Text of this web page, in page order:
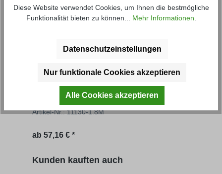
Aufsatzbordwand NS
Artikel-Nr.: 11130-1.8M
Regulärer Preis:
ab 57,16 € *
Produktgalerie überspringen
Kunden kauften auch
Diese Website verwendet Cookies, um Ihnen die bestmögliche
Funktionalität bieten zu können... Mehr Informationen
Datenschutzeinstellungen
Nur funktionale Cookies akzeptieren
Alle Cookies akzeptieren